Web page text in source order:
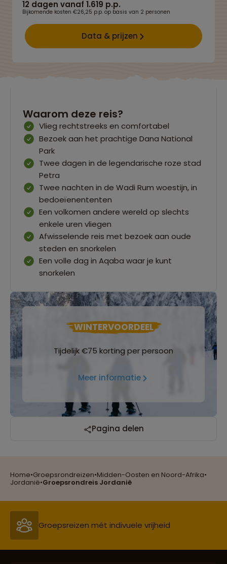
Home•Groepsrondreizen•Midden-Oosten en Noord-Afrika•
Jordanië•Groepsrondreis Jordanië
12 dagen vanaf 1.619 p.p.
Bijkomende kosten €26,25 p.p. op basis van 2 personen
Data & prijzen
Waarom deze reis?
Vlieg rechtstreeks en comfortabel
Bezoek aan het prachtige Dana National
Park
Twee dagen in de legendarische roze stad
Petra
Twee nachten in de Wadi Rum woestijn, in
bedoeïenententen
Een volkomen andere wereld op slechts
enkele uren vliegen
Afwisselende reis met bezoek aan oude
steden en snorkelen
Een volle dag in Aqaba waar je kunt
snorkelen
WINTERVOORDEEL
Tijdelijk €75 korting per persoon
Meer informatie
Pagina delen
Reizen met oog voor mens, cultuur en milieu
Groepsreizen mét indivuele vrijheid